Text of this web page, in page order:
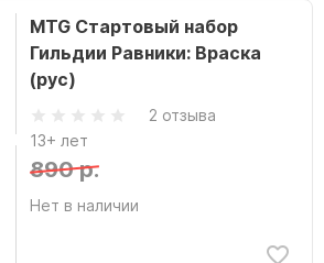
MTG Стартовый набор
Гильдии Равники: Враска
(рус)
2 отзыва
13+ лет
890 р.
Нет в наличии